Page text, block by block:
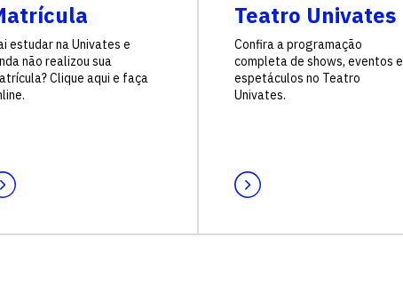
estudar na Univates e
não realizou sua
Clique aqui e faça
Teatro Univates
Confira a programação
completa de shows, eventos e
espetáculos no Teatro
Univates.